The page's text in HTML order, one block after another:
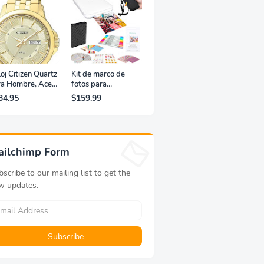
Citizen Quartz
Hombre, Acero
Clásico,
Kit de marco de
fotos para
impresora portátil
de fotografías y
$159.99
Form
to our mailing list to get the
updates.